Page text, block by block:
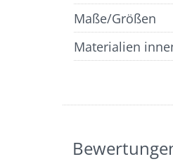
Maße/Größen
Materialien